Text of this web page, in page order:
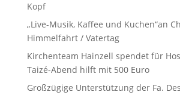
Kopf
„Live-Musik, Kaffee und Kuchen“an
Himmelfahrt / Vatertag
Kirchenteam Hainzell spendet für
Taizé-Abend hilft mit 500 Euro
Großzügige Unterstützung der Fa.